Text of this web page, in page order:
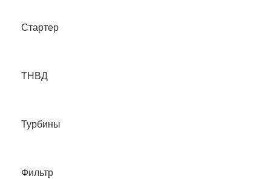
Стартер
ТНВД
Турбины
Фильтр